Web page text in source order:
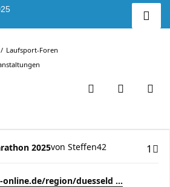
Laufsport-Foren
2025 1
von Steffen42
region/duesseld ...